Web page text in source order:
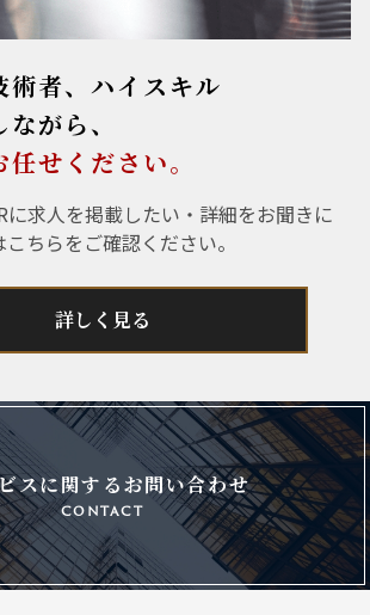
術者、ハイスキル
がら、
せください。
に求人を掲載したい・詳細をお聞きに
ちらをご確認ください。
詳しく見る
スに関するお問い合わせ
contact